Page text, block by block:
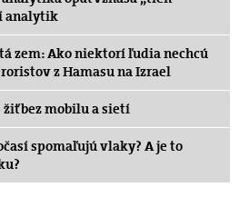
analytik
zem: Ako niektorí ľudia nechcú
z Hamasu na Izrael
žiť bez mobilu a sietí
spomaľujú vlaky? A je to